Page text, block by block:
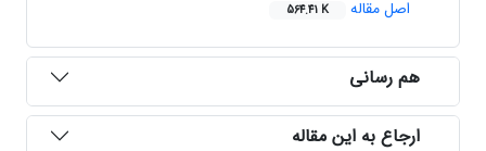
اصل مقاله
564.41 K
هم رسانی
ارجاع به این مقاله